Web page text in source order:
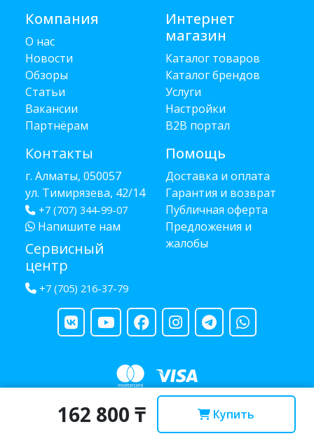
162 800 ₸ Купить
Компания
О нас
Новости
Обзоры
Статьи
Вакансии
Партнёрам
Контакты
г. Алматы, 050057
ул. Тимирязева, 42/14
+7 (707) 344-99-07
Напишите нам
Сервисный
центр
+7 (705) 216-37-79
Интернет
магазин
Каталог товаров
Каталог брендов
Услуги
Настройки
B2B портал
Помощь
Доставка и оплата
Гарантия и возврат
Публичная оферта
Предложения и
жалобы
Copyright © 2013 - 2026 RUBA - разработаноwebula.kz